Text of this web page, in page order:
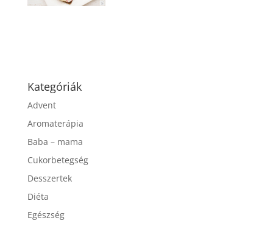
Kategóriák
Advent
Aromaterápia
Baba – mama
Cukorbetegség
Desszertek
Diéta
Egészség